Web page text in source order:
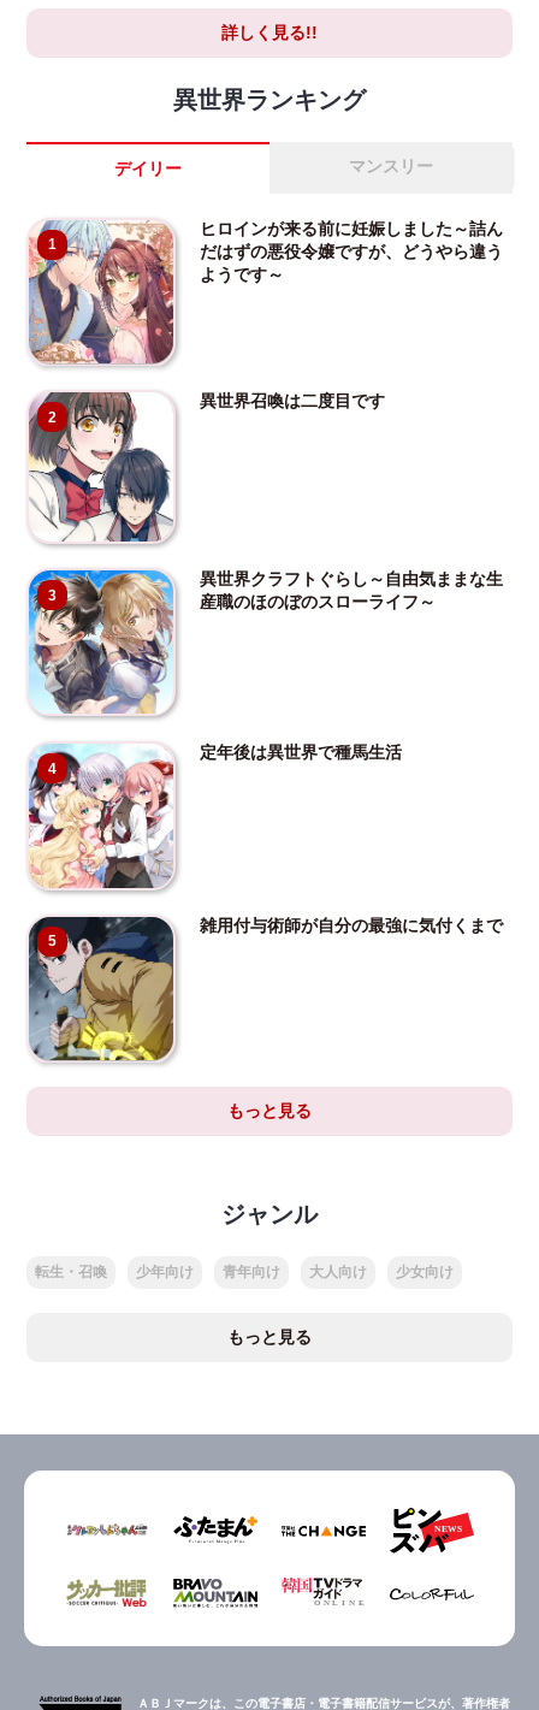
詳しく見る!!
異世界ランキング
デイリー マンスリー
1
ヒロインが来る前に妊娠しました～詰ん
だはずの悪役令嬢ですが、どうやら違う
ようです～
2
異世界召喚は二度目です
3
異世界クラフトぐらし～自由気ままな生
産職のほのぼのスローライフ～
4
定年後は異世界で種馬生活
5
雑用付与術師が自分の最強に気付くまで
もっと見る
ジャンル
転生・召喚 少年向け 青年向け 大人向け 少女向け
もっと見る
ＡＢＪマークは、この電子書店・電子書籍配信サービスが、著作権者